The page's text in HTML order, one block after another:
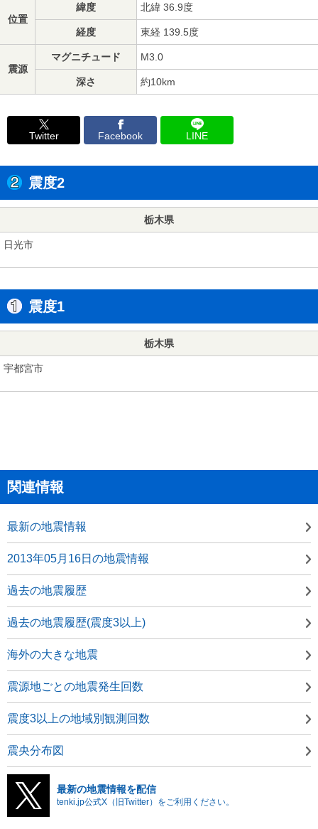
位置
緯度 北緯 36.9度
経度 東経 139.5度
震源
マグニチュード M3.0
深さ 約10km
Twitter Facebook LINE
震度2
栃木県
日光市
震度1
栃木県
宇都宮市
関連情報
最新の地震情報
2013年05月16日の地震情報
過去の地震履歴
過去の地震履歴(震度3以上)
海外の大きな地震
震源地ごとの地震発生回数
震度3以上の地域別観測回数
震央分布図
最新の地震情報を配信
tenki.jp公式X（旧Twitter）をご利用ください。